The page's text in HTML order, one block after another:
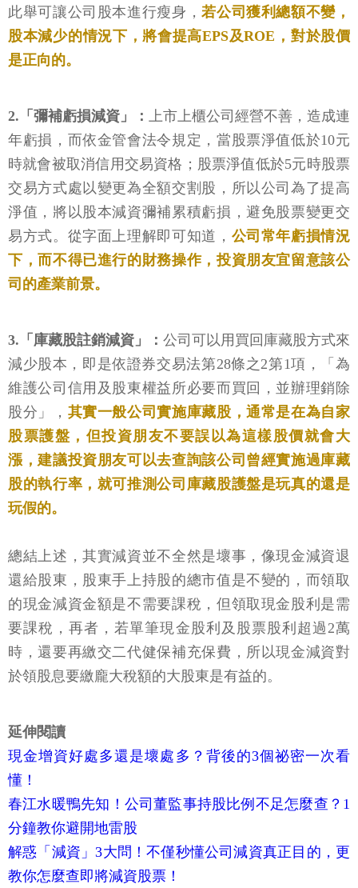
此舉可讓公司股本進行瘦身，若公司獲利總額不變，
股本減少的情況下，將會提高EPS及ROE，對於股價
是正向的。
2.「彌補虧損減資」： 上市上櫃公司經營不善，造成連
年虧損，而依金管會法令規定，當股票淨值低於10元
時就會被取消信用交易資格；股票淨值低於5元時股票
交易方式處以變更為全額交割股，所以公司為了提高
淨值，將以股本減資彌補累積虧損，避免股票變更交
易方式。從字面上理解即可知道， 公司常年虧損情況
下，而不得已進行的財務操作，投資朋友宜留意該公
司的產業前景。
3.「庫藏股註銷減資」： 公司可以用買回庫藏股方式來
減少股本，即是依證券交易法第28條之2第1項，「為
維護公司信用及股東權益所必要而買回，並辦理銷除
股分」， 其實一般公司實施庫藏股，通常是在為自家
股票護盤，但投資朋友不要誤以為這樣股價就會大
漲，建議投資朋友可以去查詢該公司曾經實施過庫藏
股的執行率，就可推測公司庫藏股護盤是玩真的還是
玩假的。
總結上述，其實減資並不全然是壞事，像現金減資退
還給股東，股東手上持股的總市值是不變的，而領取
的現金減資金額是不需要課稅，但領取現金股利是需
要課稅，再者，若單筆現金股利及股票股利超過2萬
時，還要再繳交二代健保補充保費，所以現金減資對
於領股息要繳龐大稅額的大股東是有益的。
延伸閱讀
現金增資好處多還是壞處多？背後的3個祕密一次看
懂！
春江水暖鴨先知！公司董監事持股比例不足怎麼查？1
分鐘教你避開地雷股
解惑「減資」3大問！不僅秒懂公司減資真正目的，更
教你怎麼查即將減資股票！